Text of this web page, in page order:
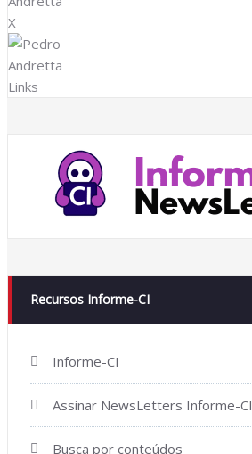
Recursos Informe-CI
Informe-CI
Assinar NewsLetters Informe-CI
Busca por conteúdos